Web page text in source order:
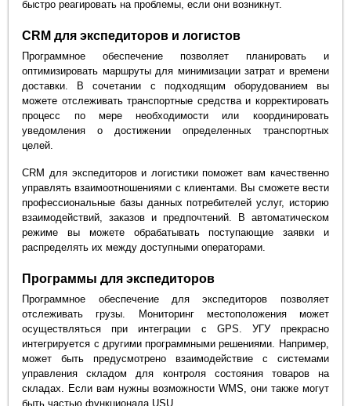
быстро реагировать на проблемы, если они возникнут.
CRM для экспедиторов и логистов
Программное обеспечение позволяет планировать и
оптимизировать маршруты для минимизации затрат и времени
доставки. В сочетании с подходящим оборудованием вы
можете отслеживать транспортные средства и корректировать
процесс по мере необходимости или координировать
уведомления о достижении определенных транспортных
целей.
CRM для экспедиторов и логистики поможет вам качественно
управлять взаимоотношениями с клиентами. Вы сможете вести
профессиональные базы данных потребителей услуг, историю
взаимодействий, заказов и предпочтений. В автоматическом
режиме вы можете обрабатывать поступающие заявки и
распределять их между доступными операторами.
Программы для экспедиторов
Программное обеспечение для экспедиторов позволяет
отслеживать грузы. Мониторинг местоположения может
осуществляться при интеграции с GPS. УГУ прекрасно
интегрируется с другими программными решениями. Например,
может быть предусмотрено взаимодействие с системами
управления складом для контроля состояния товаров на
складах. Если вам нужны возможности WMS, они также могут
быть частью функционала USU.